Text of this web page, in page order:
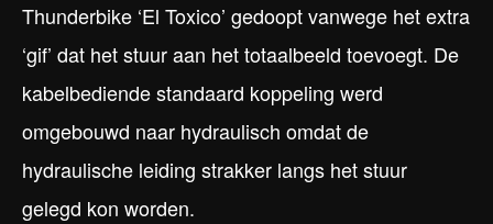
Thunderbike ‘El Toxico’ gedoopt vanwege het extra
‘gif’ dat het stuur aan het totaalbeeld toevoegt. De
kabelbediende standaard koppeling werd
omgebouwd naar hydraulisch omdat de
hydraulische leiding strakker langs het stuur
gelegd kon worden.